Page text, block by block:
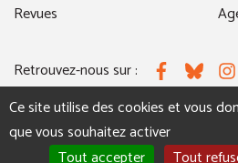
Revues
Retrouvez-nous sur : FacebookBluesky
MENTIONS LÉGALES
Ce site utilise des cookies et vous
que vous souhaitez activer
Tout accepter
Tout